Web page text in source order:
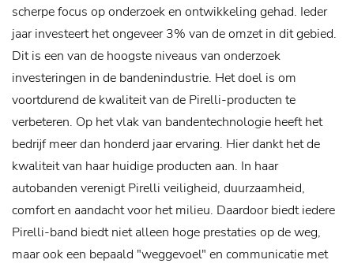
scherpe focus op onderzoek en ontwikkeling gehad. Ieder
jaar investeert het ongeveer 3% van de omzet in dit gebied.
Dit is een van de hoogste niveaus van onderzoek
investeringen in de bandenindustrie. Het doel is om
voortdurend de kwaliteit van de Pirelli-producten te
verbeteren. Op het vlak van bandentechnologie heeft het
bedrijf meer dan honderd jaar ervaring. Hier dankt het de
kwaliteit van haar huidige producten aan. In haar
autobanden verenigt Pirelli veiligheid, duurzaamheid,
comfort en aandacht voor het milieu. Daardoor biedt iedere
Pirelli-band biedt niet alleen hoge prestaties op de weg,
maar ook een bepaald "weggevoel" en communicatie met